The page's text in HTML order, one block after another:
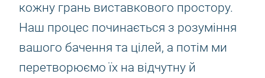
кожну грань виставкового простору.
Наш процес починається з розуміння
вашого бачення та цілей, а потім ми
перетворюємо їх на відчутну й